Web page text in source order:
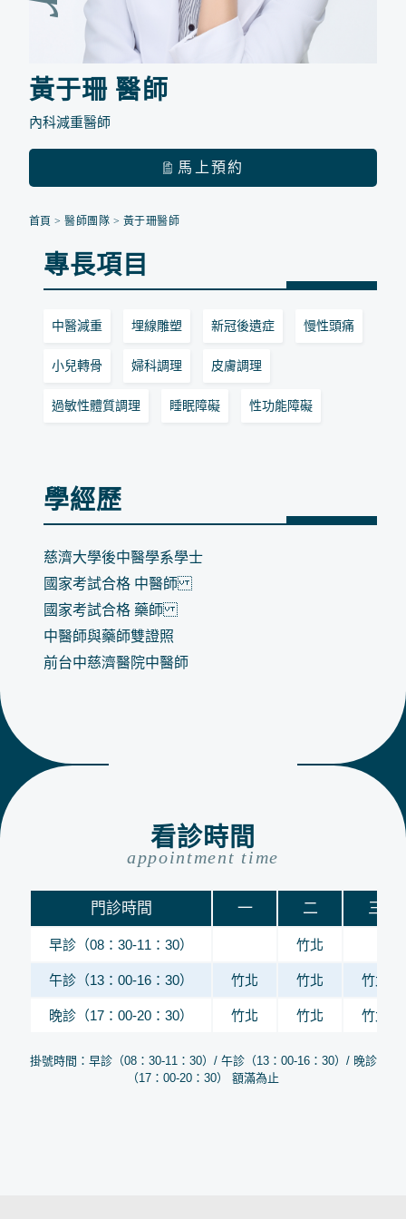
黃于珊 醫師
內科減重醫師
馬上預約
首頁 > 醫師團隊 > 黃于珊醫師
專長項目
中醫減重 埋線雕塑 新冠後遺症 慢性頭痛
小兒轉骨 婦科調理 皮膚調理
過敏性體質調理 睡眠障礙 性功能障礙
學經歷
慈濟大學後中醫學系學士
國家考試合格 中醫師
國家考試合格 藥師
中醫師與藥師雙證照
前台中慈濟醫院中醫師
看診時間
appointment time
門診時間 一 二 三
早診（08：30-11：30） 竹北
午診（13：00-16：30） 竹北 竹北 竹北
晚診（17：00-20：30） 竹北 竹北 竹北
掛號時間：早診（08：30-11：30）/ 午診（13：00-16：30）/ 晚診
（17：00-20：30） 額滿為止